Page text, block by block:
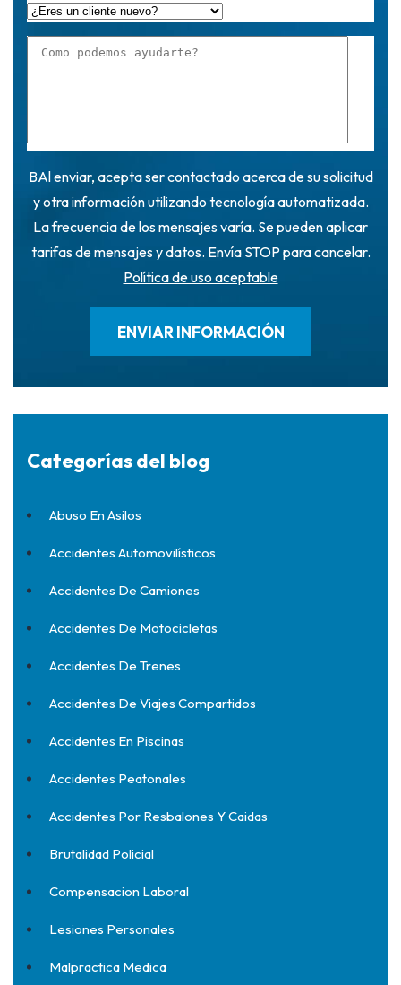
BAl enviar, acepta ser contactado acerca de su solicitud
y otra información utilizando tecnología automatizada.
La frecuencia de los mensajes varía. Se pueden aplicar
tarifas de mensajes y datos. Envía STOP para cancelar.
Política de uso aceptable
Categorías del blog
Abuso En Asilos
Accidentes Automovilísticos
Accidentes De Camiones
Accidentes De Motocicletas
Accidentes De Trenes
Accidentes De Viajes Compartidos
Accidentes En Piscinas
Accidentes Peatonales
Accidentes Por Resbalones Y Caidas
Brutalidad Policial
Compensacion Laboral
Lesiones Personales
Malpractica Medica